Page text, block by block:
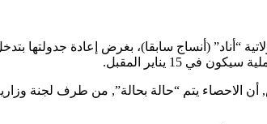
“أناد” (أنساج سابقا)، بغرض إعادة جدولتها
يناير المقبل.
الاحصاء يتم “حالة بحالة”, من طرف لجنة